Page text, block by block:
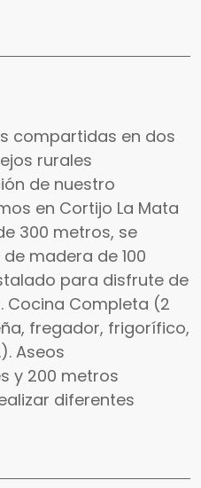
compartidas en dos
rurales
de nuestro
en Cortijo La Mata
300 metros, se
madera de 100
para disfrute de
Cocina Completa (2
fregador, frigorífico,
Aseos
y 200 metros
diferentes